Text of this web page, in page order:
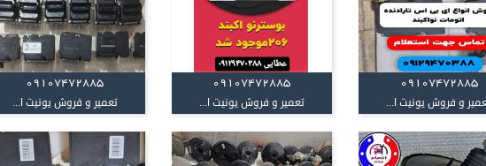
09107472885
و فروش یونیت ا...
09107472885
تعمیر و فروش یونیت ا...
09107472885
تعمیر و فروش یونیت ا...